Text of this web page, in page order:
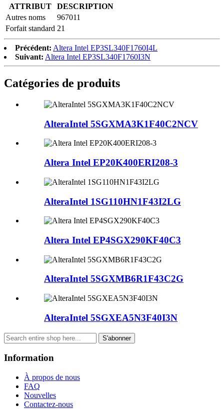
ATTRIBUT
DESCRIPTION
Autres noms
967011
Forfait standard 21
Précédent: Altera Intel EP3SL340F1760I4L
Suivant: Altera Intel EP3SL340F1760I3N
Catégories de produits
AlteraIntel 5SGXMA3K1F40C2NCV
Altera Intel EP20K400ERI208-3
AlteraIntel 1SG110HN1F43I2LG
Altera Intel EP4SGX290KF40C3
AlteraIntel 5SGXMB6R1F43C2G
AlteraIntel 5SGXEA5N3F40I3N
S'abonner
Information
À propos de nous
FAQ
Nouvelles
Contactez-nous